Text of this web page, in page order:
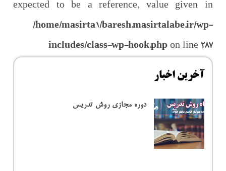
expected to be a reference, value given in
/home/masirta1/baresh.masirtalabe.ir/wp-
includes/class-wp-hook.phpon line 287
آخرین اخبار
دوره مجازی روش تدریس